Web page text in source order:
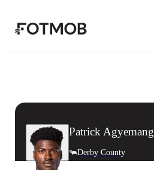
Patrick Agyemang
Derby County